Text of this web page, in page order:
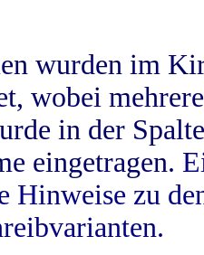
wurden im
wobei
in der
eingetragen.
Hinweise zu